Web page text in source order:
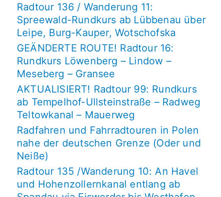
Radtour 136 / Wanderung 11:
Spreewald-Rundkurs ab Lübbenau über
Leipe, Burg-Kauper, Wotschofska
GEÄNDERTE ROUTE! Radtour 16:
Rundkurs Löwenberg – Lindow –
Meseberg – Gransee
AKTUALISIERT! Radtour 99: Rundkurs
ab Tempelhof-Ullsteinstraße – Radweg
Teltowkanal – Mauerweg
Radfahren und Fahrradtouren in Polen
nahe der deutschen Grenze (Oder und
Neiße)
Radtour 135 /Wanderung 10: An Havel
und Hohenzollernkanal entlang ab